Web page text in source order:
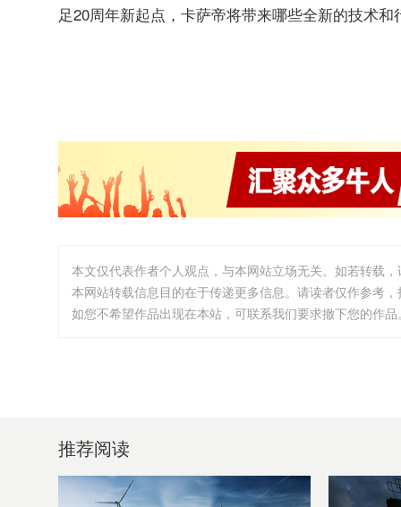
足20周年新起点，卡萨帝将带来哪些全新的技术
本文仅代表作者个人观点，与本网站立场无关。如若转载
本网站转载信息目的在于传递更多信息。请读者仅作参考
如您不希望作品出现在本站，可联系我们要求撤下您的作
推荐阅读